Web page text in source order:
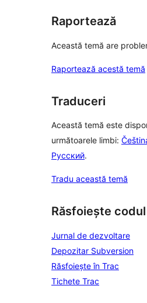
Raportează
Această temă are
Raportează acestă temă
Traduceri
Această temă este
următoarele limbi:
Русский.
Tradu această temă
Răsfoiește codul
Jurnal de dezvoltare
Depozitar Subversion
Răsfoiește în Trac
Tichete Trac